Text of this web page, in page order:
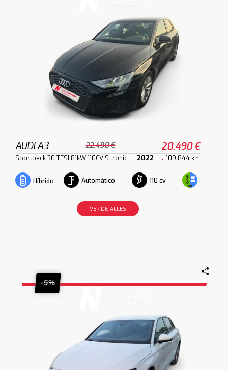
AUDI A3 22.490 € 20.490 €
Sportback 30 TFSI 81kW 110CV S tronic 2022 109.844 km
Híbrido Automático 110 cv
VER DETALLES
-5%